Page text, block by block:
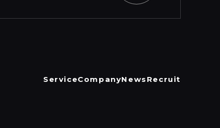
ServiceCompanyNews Recruit